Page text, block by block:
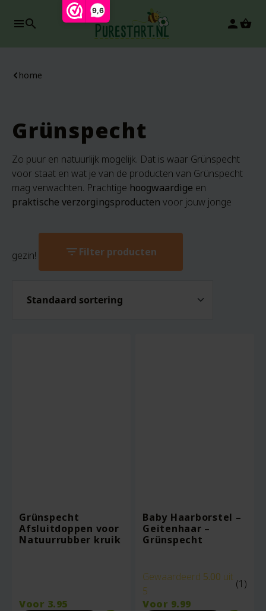
9,6
search person
home
Grünspecht
Zo puur en natuurlijk mogelijk. Dat is waar Grünspecht
voor staat en wat je van de producten van Grünspecht
mag verwachten. Prachtige hoogwaardige en
praktische verzorgingsproducten voor jouw jonge
gezin! filter_listFilter producten
Grünspecht
Afsluitdoppen voor
Natuurrubber kruik
Voor 3.95
Baby Haarborstel –
Geitenhaar –
Grünspecht
Gewaardeerd 5.00 uit
5
(1)
Voor 9.99